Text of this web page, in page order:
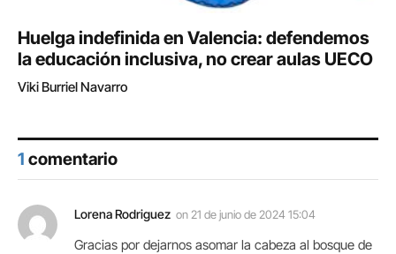
Huelga indefinida en Valencia: defendemos
la educación inclusiva, no crear aulas UECO
Viki Burriel Navarro
1 comentario
Lorena Rodriguez on 21 de junio de 2024 15:04
Gracias por dejarnos asomar la cabeza al bosque de